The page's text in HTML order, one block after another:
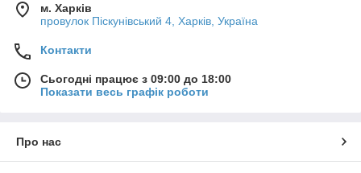
м. Харків
провулок Піскунівський 4, Харків, Україна
Контакти
Сьогодні працює з 09:00 до 18:00
Показати весь графік роботи
Про нас